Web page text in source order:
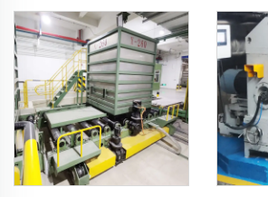
Maschine zur
Herstellung von PSF
aus festem Polyester-
Stapelfasergewebe